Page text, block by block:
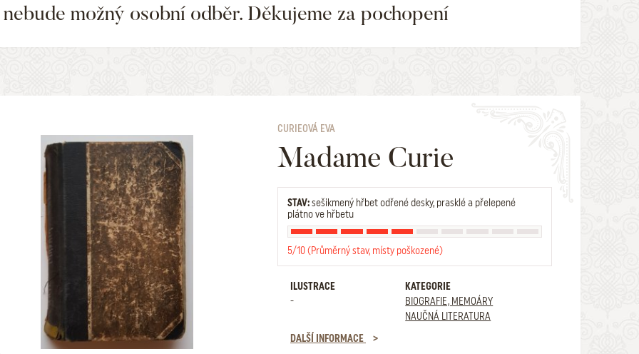
možný osobní odběr. Děkujeme za pochopení
CURIEOVÁ EVA
Madame Curie
STAV:sešikmený hřbet odřené desky, prasklé a přelepené
plátno ve hřbetu
5/10 (Průměrný stav, místy poškozené)
ILUSTRACE
-
KATEGORIE
BIOGRAFIE, MEMOÁRY
NAUČNÁ LITERATURA
DALŠÍ INFORMACE